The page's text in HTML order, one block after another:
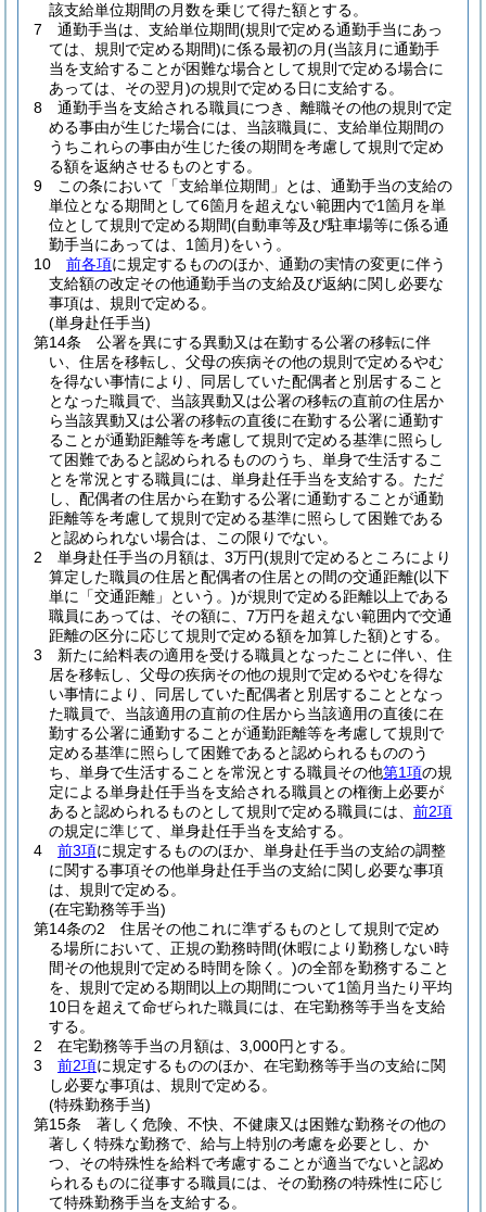
該支給単位期間の月数を乗じて得た額とする。
7
通勤手当は、支給単位期間(規則で定める通勤手当にあっ
ては、規則で定める期間)に係る最初の月(当該月に通勤手
当を支給することが困難な場合として規則で定める場合に
あっては、その翌月)の規則で定める日に支給する。
8
通勤手当を支給される職員につき、離職その他の規則で定
める事由が生じた場合には、当該職員に、支給単位期間の
うちこれらの事由が生じた後の期間を考慮して規則で定め
る額を返納させるものとする。
9
この条において「支給単位期間」とは、通勤手当の支給の
単位となる期間として6箇月を超えない範囲内で1箇月を単
位として規則で定める期間(自動車等及び駐車場等に係る通
勤手当にあっては、1箇月)をいう。
10
前各項に規定するもののほか、通勤の実情の変更に伴う
支給額の改定その他通勤手当の支給及び返納に関し必要な
事項は、規則で定める。
(単身赴任手当)
第14条
公署を異にする異動又は在勤する公署の移転に伴
い、住居を移転し、父母の疾病その他の規則で定めるやむ
を得ない事情により、同居していた配偶者と別居すること
となった職員で、当該異動又は公署の移転の直前の住居か
ら当該異動又は公署の移転の直後に在勤する公署に通勤す
ることが通勤距離等を考慮して規則で定める基準に照らし
て困難であると認められるもののうち、単身で生活するこ
とを常況とする職員には、単身赴任手当を支給する。 ただ
し、配偶者の住居から在勤する公署に通勤することが通勤
距離等を考慮して規則で定める基準に照らして困難である
と認められない場合は、この限りでない。
2
単身赴任手当の月額は、3万円(規則で定めるところにより
算定した職員の住居と配偶者の住居との間の交通距離(以下
単に「交通距離」という。)が規則で定める距離以上である
職員にあっては、その額に、7万円を超えない範囲内で交通
距離の区分に応じて規則で定める額を加算した額)とする。
3
新たに給料表の適用を受ける職員となったことに伴い、住
居を移転し、父母の疾病その他の規則で定めるやむを得な
い事情により、同居していた配偶者と別居することとなっ
た職員で、当該適用の直前の住居から当該適用の直後に在
勤する公署に通勤することが通勤距離等を考慮して規則で
定める基準に照らして困難であると認められるもののう
ち、単身で生活することを常況とする職員その他第1項の規
定による単身赴任手当を支給される職員との権衡上必要が
あると認められるものとして規則で定める職員には、 前2項
の規定に準じて、単身赴任手当を支給する。
4
前3項に規定するもののほか、単身赴任手当の支給の調整
に関する事項その他単身赴任手当の支給に関し必要な事項
は、規則で定める。
(在宅勤務等手当)
第14条の2
住居その他これに準ずるものとして規則で定め
る場所において、正規の勤務時間(休暇により勤務しない時
間その他規則で定める時間を除く。)の全部を勤務すること
を、規則で定める期間以上の期間について1箇月当たり平均
10日を超えて命ぜられた職員には、在宅勤務等手当を支給
する。
2
在宅勤務等手当の月額は、3,000円とする。
3
前2項に規定するもののほか、在宅勤務等手当の支給に関
し必要な事項は、規則で定める。
(特殊勤務手当)
第15条
著しく危険、不快、不健康又は困難な勤務その他の
著しく特殊な勤務で、給与上特別の考慮を必要とし、か
つ、その特殊性を給料で考慮することが適当でないと認め
られるものに従事する職員には、その勤務の特殊性に応じ
て特殊勤務手当を支給する。